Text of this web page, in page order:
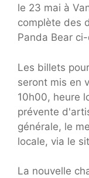
le 23 mai à
complète des
Panda Bear
Les billets
seront mis en
10h00, heure
prévente
générale, le
locale, via le
La nouvelle